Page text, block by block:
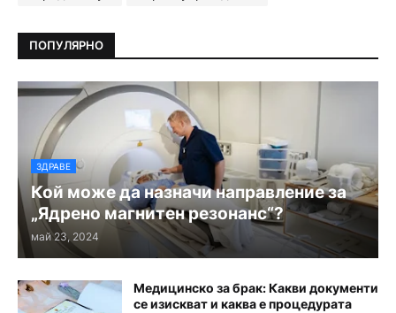
ПОПУЛЯРНО
ЗДРАВЕ
Кой може да назначи направление за
„Ядрено магнитен резонанс“?
май 23, 2024
Медицинско за брак: Какви документи
се изискват и каква е процедурата